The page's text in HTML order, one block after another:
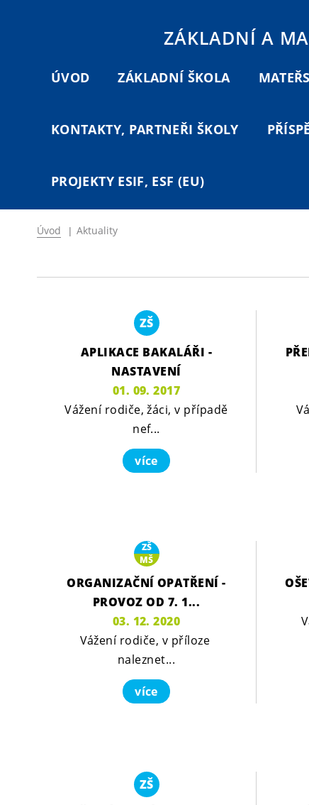
ZÁKLADNÍ A
ÚVOD ZÁKLADNÍ ŠKOLA
KONTAKTY, PARTNEŘI ŠKOLY
PROJEKTY ESIF, ESF (EU)
Úvod | Aktuality
ZŠ
APLIKACE BAKALÁŘI -
NASTAVENÍ
01. 09. 2017
Vážení rodiče, žáci, v případě
nef...
více
ZŠ
MŠ
ORGANIZAČNÍ OPATŘENÍ -
PROVOZ OD 7. 1...
03. 12. 2020
Vážení rodiče, v příloze
naleznet...
více
ZŠ